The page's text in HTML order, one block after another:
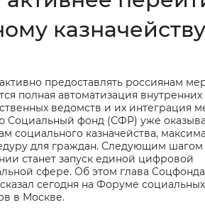
Инверсивный
Синий фон
Изображения
Выключены
казначейству
предоставлять россиянам
полная автоматизация внутренних
ведомств и их интеграция
Социальный фонд (СФР) уже
социального казначейства,
для граждан. Следующим шагом
станет запуск единой цифровой
сфере. Об этом глава Соцфонда
сегодня на Форуме социальных
в Москве.